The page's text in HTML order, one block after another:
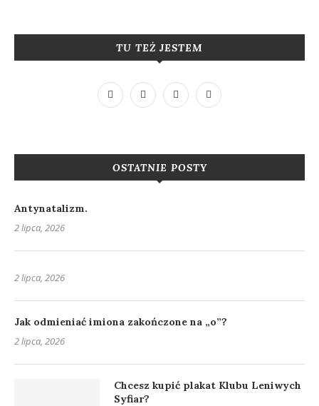
TU TEŻ JESTEM
OSTATNIE POSTY
Antynatalizm.
2 lipca, 2026
2 lipca, 2026
Jak odmieniać imiona zakończone na „o”?
2 lipca, 2026
Chcesz kupić plakat Klubu Leniwych
Syfiar?